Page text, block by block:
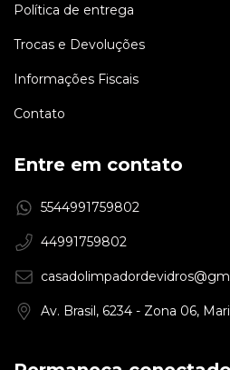
Política de entrega
Trocas e Devoluções
Informações Fiscais
Contato
Entre em contato
5544991759802
44991759802
Av. Brasil, 6234 - Zona 06,